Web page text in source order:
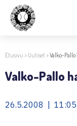
Etusivu > Uutiset>Valko-
Valko-Pallo
26.5.2008 | 11:05